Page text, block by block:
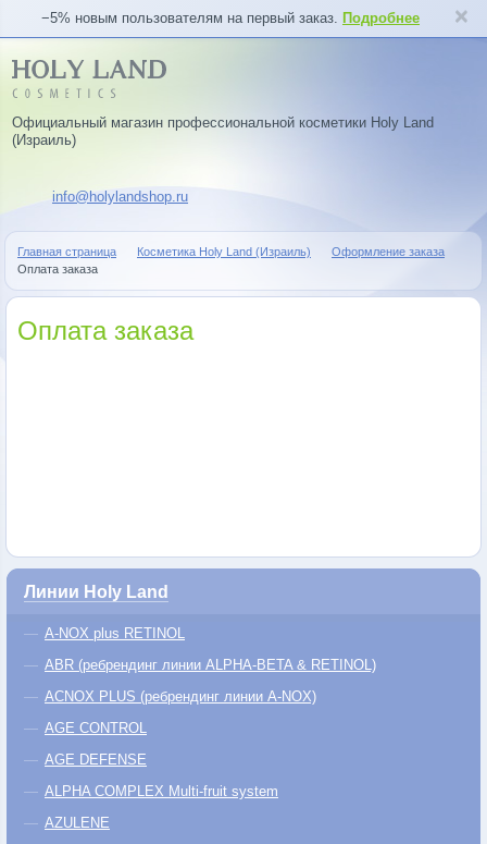
−5% новым пользователям на первый заказ. Подробнее
Официальный магазин профессиональной косметики Holy Land
(Израиль)
info@holylandshop.ru
Главная страница Косметика Holy Land (Израиль)
Оформление заказа
Оплата заказа
Оплата заказа
Линии Holy Land
A-NOX plus RETINOL
ABR (ребрендинг линии ALPHA-BETA & RETINOL)
ACNOX PLUS (ребрендинг линии A-NOX)
AGE CONTROL
AGE DEFENSE
ALPHA COMPLEX Multi-fruit system
AZULENE